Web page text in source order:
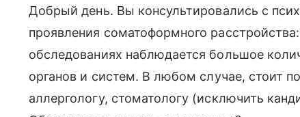
Добрый день. Вы консультировались с
проявления соматоформного
обследованиях наблюдается большое
органов и систем. В любом случае, стоит
аллергологу, стоматологу (исключить